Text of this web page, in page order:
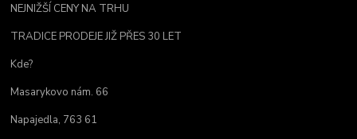
NEJNIŽŠÍ CENY NA TRHU
TRADICE PRODEJE JIŽ PŘES 30 LET
Kde?
Masarykovo nám. 66
Napajedla, 763 61